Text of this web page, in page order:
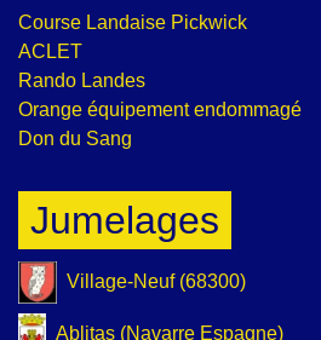
Course Landaise Pickwick
ACLET
Rando Landes
Orange équipement endommagé
Don du Sang
Jumelages
Village-Neuf (68300)
Ablitas (Navarre Espagne)